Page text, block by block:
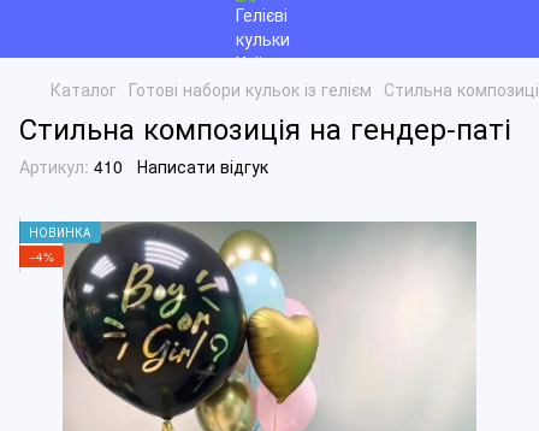
Каталог Готові набори кульок із гелієм Стильна
Стильна композиція на гендер-паті
Артикул: 410 Написати відгук
НОВИНКА
−4%